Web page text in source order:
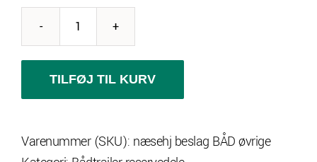
Næsehjulsbeslag
til
bådtrailer
antal
TILFØJ TIL KURV
Varenummer (SKU): næsehj beslag BÅD øvrige